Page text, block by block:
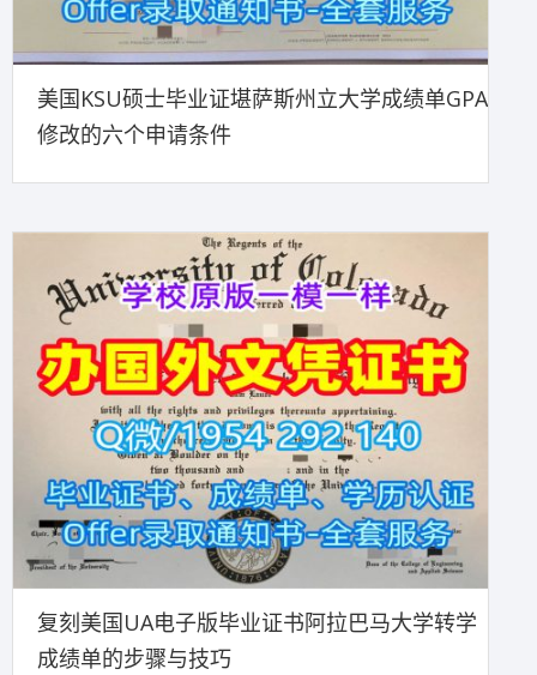
美国KSU硕士毕业证堪萨斯州立大学成绩单GPA
修改的六个申请条件
复刻美国UA电子版毕业证书阿拉巴马大学转学
成绩单的步骤与技巧